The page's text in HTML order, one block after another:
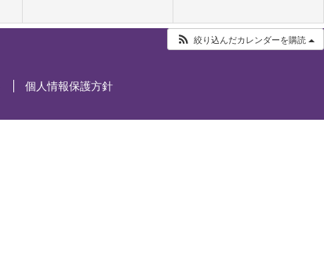
絞り込んだカレンダーを購読
個人情報保護方針